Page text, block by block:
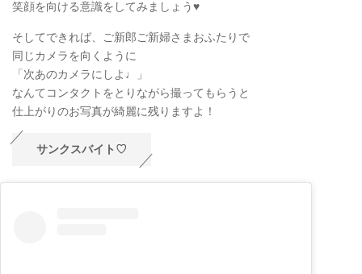
笑顔を向ける意識をしてみましょう♥
そしてできれば、ご新郎ご新婦さまおふたりで
同じカメラを向くように
「次あのカメラにしよ♩」
なんてコンタクトをとりながら撮ってもらうと
仕上がりのお写真が綺麗に残りますよ！
サンクスバイト♡